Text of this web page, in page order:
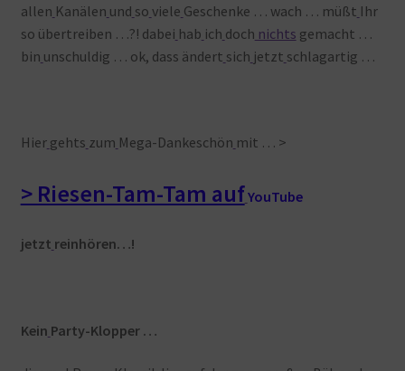
allen Kanälen und so viele Geschenke … wach … müßt Ihr
so übertreiben …?! dabei hab ich doch nichts gemacht …
bin unschuldig … ok, dass ändert sich jetzt schlagartig …
Hier gehts zum Mega-Dankeschön mit … >
> Riesen-Tam-Tam aufYouTube
jetzt reinhören…!
Kein Party-Klopper …